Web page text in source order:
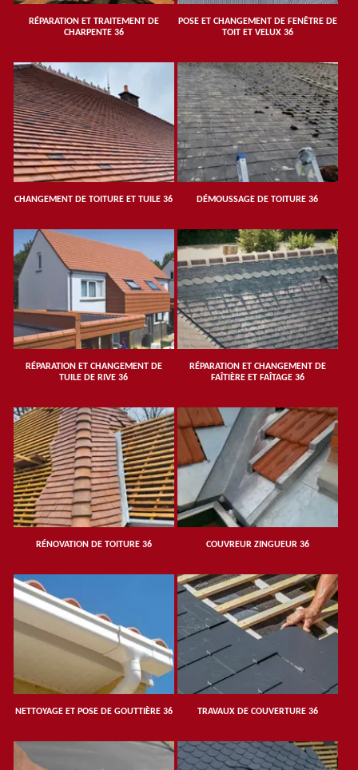
RÉPARATION ET TRAITEMENT DE
CHARPENTE 36
POSE ET CHANGEMENT DE FENÊTRE DE
TOIT ET VELUX 36
CHANGEMENT DE TOITURE ET TUILE 36 DÉMOUSSAGE DE TOITURE 36
RÉPARATION ET CHANGEMENT DE
TUILE DE RIVE 36
RÉPARATION ET CHANGEMENT DE
FAÎTIÈRE ET FAÎTAGE 36
RÉNOVATION DE TOITURE 36 COUVREUR ZINGUEUR 36
NETTOYAGE ET POSE DE GOUTTIÈRE 36 TRAVAUX DE COUVERTURE 36